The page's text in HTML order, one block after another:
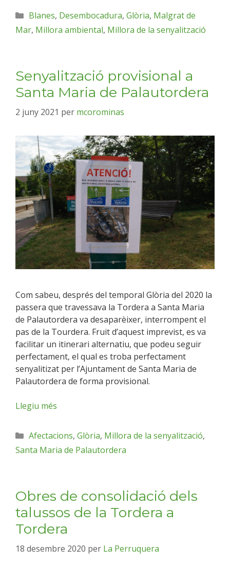
Blanes, Desembocadura, Glòria, Malgrat de
Mar, Millora ambiental, Millora de la senyalització
Senyalització provisional a
Santa Maria de Palautordera
2 juny 2021 per mcorominas
Com sabeu, després del temporal Glòria del 2020 la
passera que travessava la Tordera a Santa Maria
de Palautordera va desaparèixer, interrompent el
pas de la Tourdera. Fruit d’aquest imprevist, es va
facilitar un itinerari alternatiu, que podeu seguir
perfectament, el qual es troba perfectament
senyalitizat per l’Ajuntament de Santa Maria de
Palautordera de forma provisional.
Llegiu més
Afectacions, Glòria, Millora de la senyalització,
Santa Maria de Palautordera
Obres de consolidació dels
talussos de la Tordera a
Tordera
18 desembre 2020 per La Perruquera